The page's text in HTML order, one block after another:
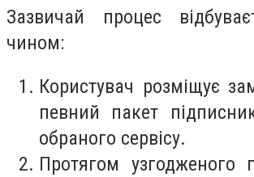
Зазвичай процес
чином:
Користувач розміщує
певний пакет
обраного сервісу.
Протягом узгодженого